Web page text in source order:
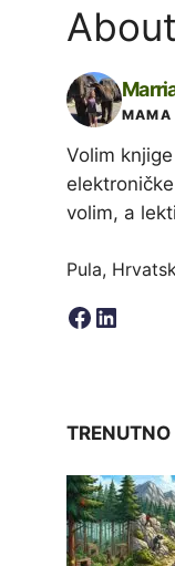
About
MAMA
Volim
volim, a
Pula,
Facebook